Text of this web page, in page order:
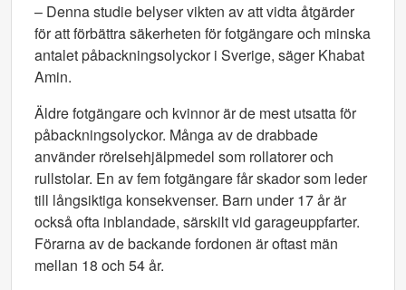
– Denna studie belyser vikten av att vidta åtgärder
för att förbättra säkerheten för fotgängare och minska
antalet påbackningsolyckor i Sverige, säger Khabat
Amin.
Äldre fotgängare och kvinnor är de mest utsatta för
påbackningsolyckor. Många av de drabbade
använder rörelsehjälpmedel som rollatorer och
rullstolar. En av fem fotgängare får skador som leder
till långsiktiga konsekvenser. Barn under 17 år är
också ofta inblandade, särskilt vid garageuppfarter.
Förarna av de backande fordonen är oftast män
mellan 18 och 54 år.